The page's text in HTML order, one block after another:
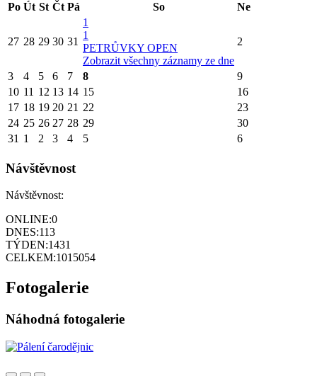
Po Út St Čt Pá So Ne
27 28 29 30 31
1
1
PETRŮVKY OPEN
Zobrazit všechny záznamy ze dne
2
3 4 5 6 7 8
9
10 11 12 13 14 15
16
17 18 19 20 21 22
23
24 25 26 27 28 29
30
31 1 2 3 4 5 6
Návštěvnost
Návštěvnost:
ONLINE:0
DNES:113
TÝDEN:1431
CELKEM:1015054
Fotogalerie
Náhodná fotogalerie